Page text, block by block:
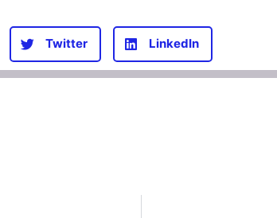
Twitter LinkedIn